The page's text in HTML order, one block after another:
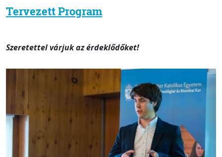
Tervezett Program
Szeretettel várjuk az érdeklődőket!